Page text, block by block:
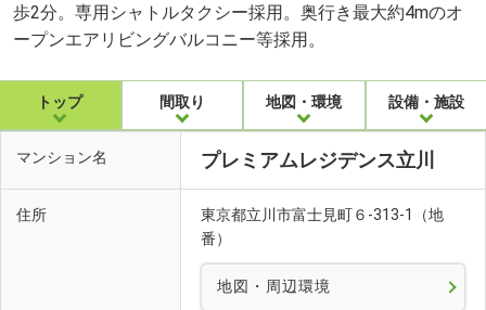
歩2分。専用シャトルタクシー採用。奥行き最大約4mのオ
ープンエアリビングバルコニー等採用。
トップ 間取り 地図・環境 設備・施設
マンション名 プレミアムレジデンス立川
住所
東京都立川市富士見町６-313-1（地
番）
地図・周辺環境